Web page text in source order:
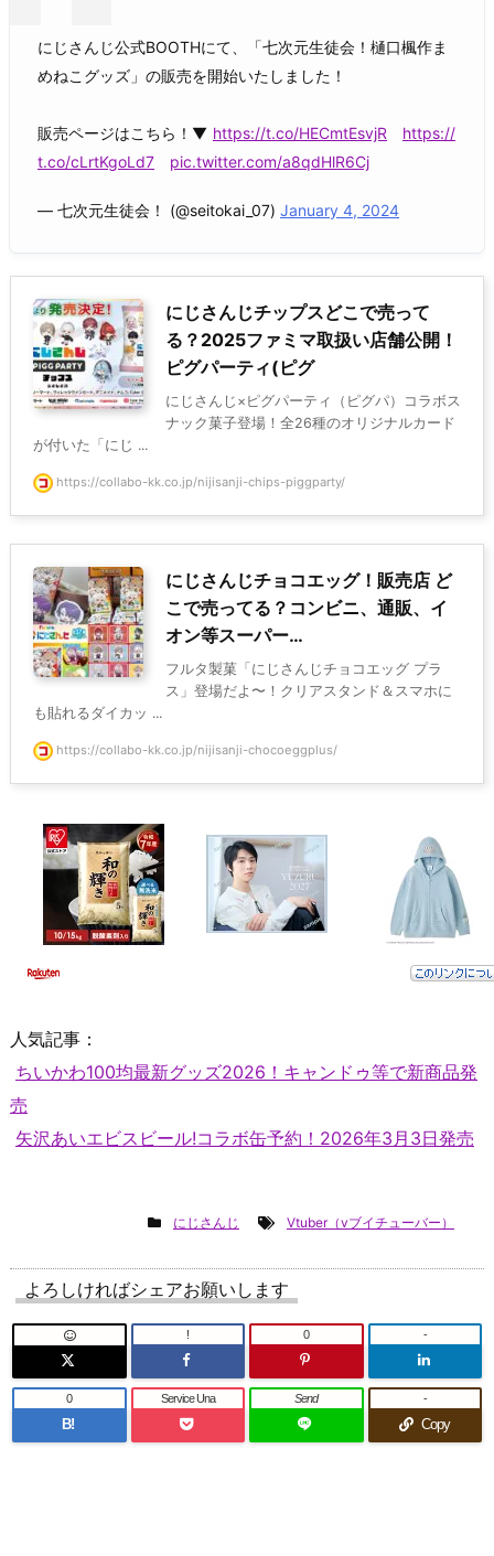
にじさんじ公式BOOTHにて、「七次元生徒会！樋口楓作ま
めねこグッズ」の販売を開始いたしました！
販売ページはこちら！▼ https://t.co/HECmtEsvjR
https://
t.co/cLrtKgoLd7
pic.twitter.com/a8qdHlR6Cj
— 七次元生徒会！ (@seitokai_07) January 4, 2024
にじさんじチップスどこで売って
る？2025ファミマ取扱い店舗公開！
ピグパーティ(ピグ
にじさんじ×ピグパーティ（ピグパ）コラボス
ナック菓子登場！全26種のオリジナルカード
が付いた「にじ ...
https://collabo-kk.co.jp/nijisanji-chips-piggparty/
にじさんじチョコエッグ！販売店 ど
こで売ってる？コンビニ、通販、イ
オン等スーパー…
フルタ製菓「にじさんじチョコエッグ プラ
ス」登場だよ〜！クリアスタンド＆スマホに
も貼れるダイカッ ...
https://collabo-kk.co.jp/nijisanji-chocoeggplus/
人気記事：
ちいかわ100均最新グッズ2026！キャンドゥ等で新商品発
売
矢沢あいエビスビール!コラボ缶予約！2026年3月3日発売
にじさんじ Vtuber（vブイチューバー）
よろしければシェアお願いします
! 0 -
B!
0 Service Una Send
Copy
-